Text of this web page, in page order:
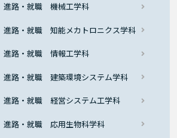
路・就職 機械工学科
路・就職 知能メカトロニクス学科
路・就職 情報工学科
路・就職 建築環境システム学科
路・就職 経営システム工学科
路・就職 応用生物科学科